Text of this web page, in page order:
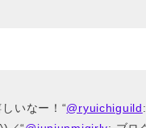
いなー！“@ryuichiguild